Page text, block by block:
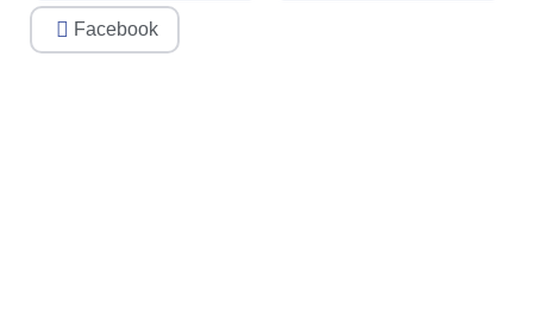
Facebook